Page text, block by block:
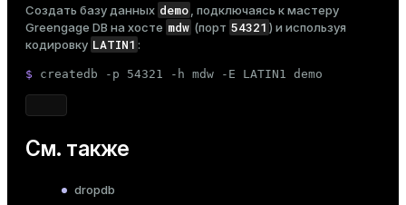
Создать базу данных demo , подключаясь к мастеру
Greengage DB на хосте mdw (порт 54321 ) и используя
кодировку LATIN1 :
$ createdb -p 54321 -h mdw -E LATIN1 demo
См. также
dropdb